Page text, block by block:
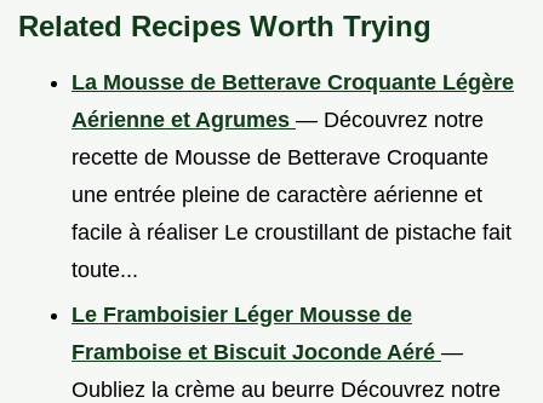
Related Recipes Worth Trying
La Mousse de Betterave Croquante Légère
Aérienne et Agrumes — Découvrez notre
recette de Mousse de Betterave Croquante
une entrée pleine de caractère aérienne et
facile à réaliser Le croustillant de pistache fait
toute...
Le Framboisier Léger Mousse de
Framboise et Biscuit Joconde Aéré —
Oubliez la crème au beurre Découvrez notre